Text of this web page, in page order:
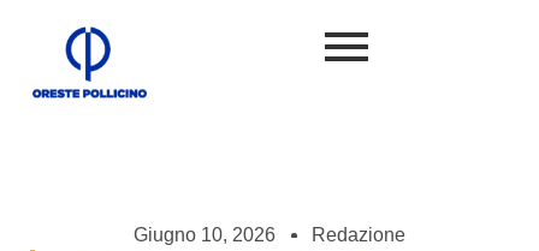
Giugno 10, 2026 Redazione